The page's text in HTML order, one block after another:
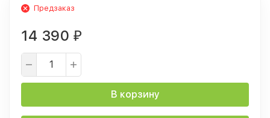
Предзаказ
14 390 ₽
В корзину